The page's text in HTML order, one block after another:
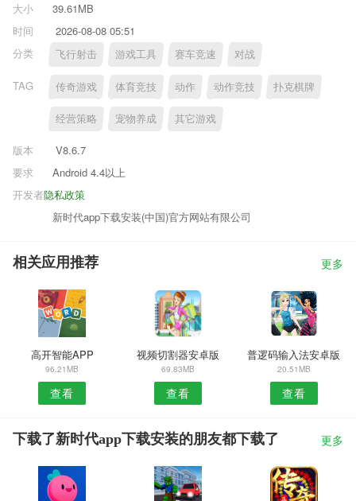
大小
39.61MB
时间
2026-08-08 05:51
分类
飞行射击 游戏工具 赛车竞速 对战
TAG 传奇游戏 体育竞技 动作 动作竞技 扑克棋牌
经营策略 宠物养成 其它游戏
版本
V8.6.7
要求
Android 4.4以上
隐私政策
开发者
新时代app下载安装(中国)官方网站有限公司
相关应用推荐 更多
高开智能APP
96.21MB
查看
视频切割器安卓版
69.83MB
查看
普逻码输入法安卓版
20.51MB
查看
下载了新时代app下载安装的朋友都下载了 更多